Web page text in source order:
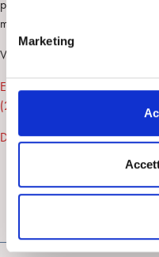
n
d
c
n
Marketing
psicoanalisi, in cui in
metodo psicoanalitico alle
Vedi anche:
Elementi dell’esperienza
(2015)
Dossier Karl Jaspers